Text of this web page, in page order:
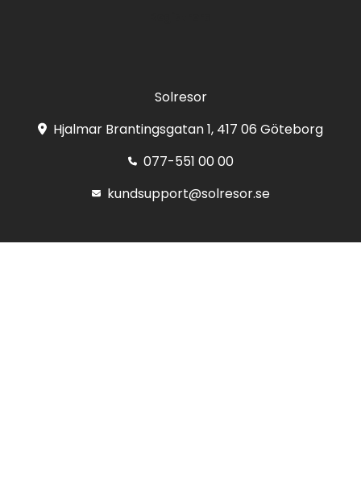
Solresor
Hjalmar Brantingsgatan 1, 417 06 Göteborg
077-551 00 00
kundsupport@solresor.se